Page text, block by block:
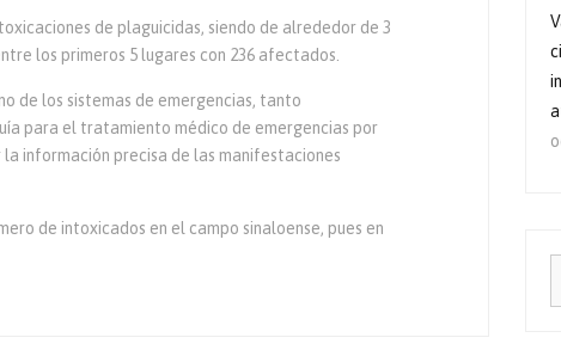
de plaguicidas, siendo de alrededor de 3
los primeros 5 lugares con 236 afectados.
de los sistemas de emergencias, tanto
para el tratamiento médico de emergencias por
información precisa de las manifestaciones
de intoxicados en el campo sinaloense, pues en